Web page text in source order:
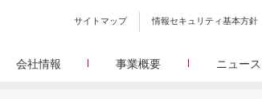
サイトマップ 情報セキュリティ基本方針
会社情報 事業概要 ニュース